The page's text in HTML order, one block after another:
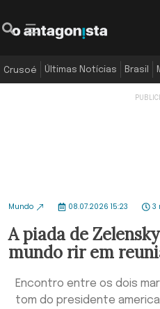
Crusoé Últimas Notícias Brasil
Mundo 08.07.2026 15:23 3
A piada de
mundo rir em
Encontro entre os dois
tom do presidente